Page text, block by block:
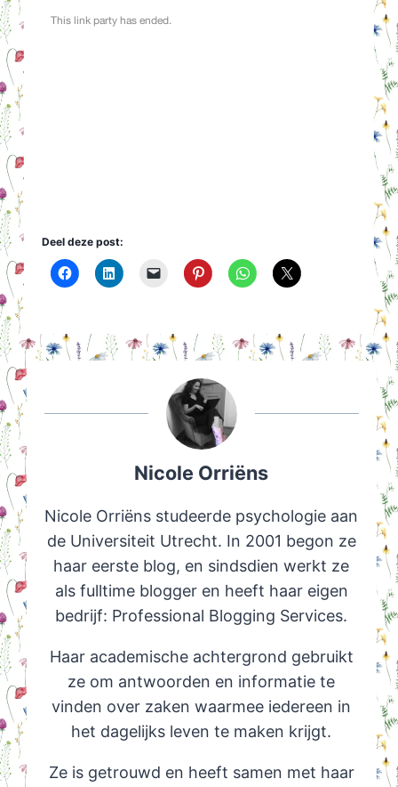
Deel deze post:
Nicole Orriëns
Nicole Orriëns studeerde psychologie aan
de Universiteit Utrecht. In 2001 begon ze
haar eerste blog, en sindsdien werkt ze
als fulltime blogger en heeft haar eigen
bedrijf: Professional Blogging Services.
Haar academische achtergrond gebruikt
ze om antwoorden en informatie te
vinden over zaken waarmee iedereen in
het dagelijks leven te maken krijgt.
Ze is getrouwd en heeft samen met haar